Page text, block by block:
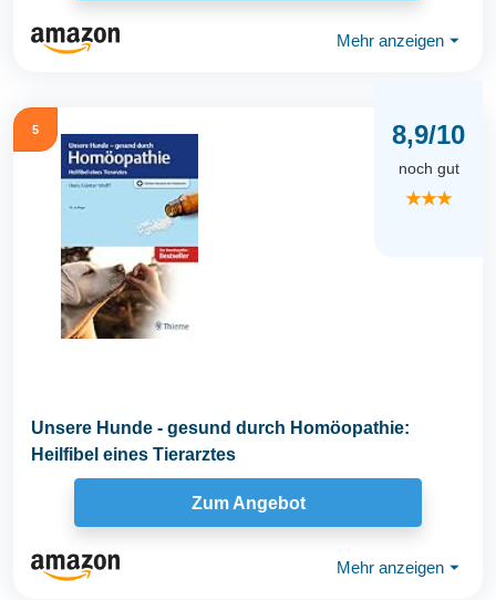
Mehr anzeigen ⏷
5 8,9/10
noch gut
★★★
Unsere Hunde - gesund durch Homöopathie:
Heilfibel eines Tierarztes
Zum Angebot
Mehr anzeigen ⏷